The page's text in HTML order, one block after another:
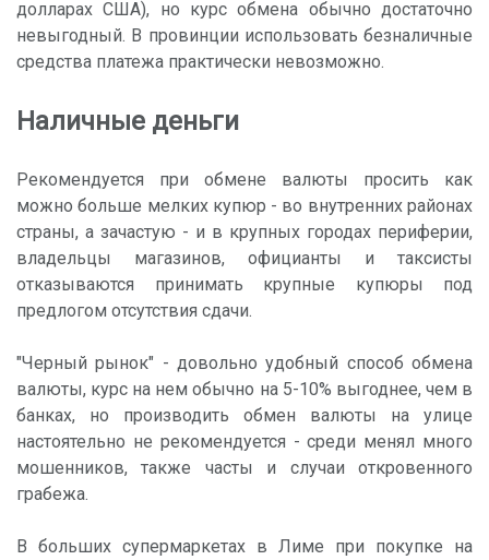
долларах США), но курс обмена обычно достаточно
невыгодный. В провинции использовать безналичные
средства платежа практически невозможно.
Наличные деньги
Рекомендуется при обмене валюты просить как
можно больше мелких купюр - во внутренних районах
страны, а зачастую - и в крупных городах периферии,
владельцы магазинов, официанты и таксисты
отказываются принимать крупные купюры под
предлогом отсутствия сдачи.
"Черный рынок" - довольно удобный способ обмена
валюты, курс на нем обычно на 5-10% выгоднее, чем в
банках, но производить обмен валюты на улице
настоятельно не рекомендуется - среди менял много
мошенников, также часты и случаи откровенного
грабежа.
В больших супермаркетах в Лиме при покупке на